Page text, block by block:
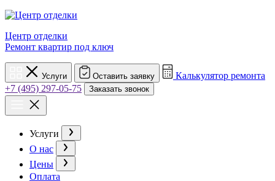
Центр отделки
Ремонт квартир под ключ
Услуги Оставить заявку
Калькулятор ремонта
+7 (495) 297-05-75
Заказать звонок
Услуги
О нас
Цены
Оплата